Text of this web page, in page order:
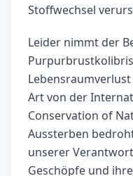
Stoffwechsel
Leider nimmt der
Art von der
Conservation of
Aussterben
unserer
Geschöpfe und